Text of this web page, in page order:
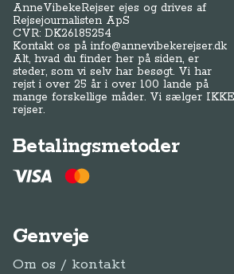
AnneVibekeRejser ejes og drives af
Rejsejournalisten ApS
CVR: DK26185254
Kontakt os påinfo@annevibekerejser.dk
Alt, hvad du finder her på siden, er
steder, som vi selv har besøgt. Vi har
rejst i over 25 år i over 100 lande på
mange forskellige måder. Vi sælger IKKE
rejser.
Betalingsmetoder
Genveje
Om os / kontakt